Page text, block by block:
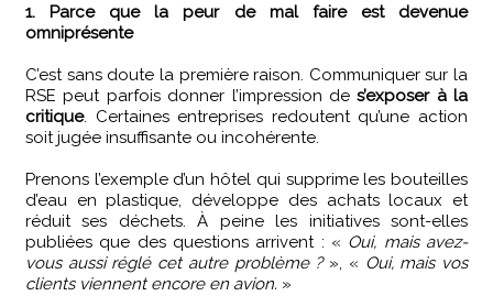
1. Parce que la peur de mal faire est devenue
omniprésente
C’est sans doute la première raison. Communiquer sur la
RSE peut parfois donner l’impression des’exposer à la
critique. Certaines entreprises redoutent qu’une action
soit jugée insuffisante ou incohérente.
Prenons l’exemple d’un hôtel qui supprime les bouteilles
d’eau en plastique, développe des achats locaux et
réduit ses déchets. À peine les initiatives sont-elles
publiées que des questions arrivent : « Oui, mais avez-
vous aussi réglé cet autre problème ?», « Oui, mais vos
clients viennent encore en avion. »